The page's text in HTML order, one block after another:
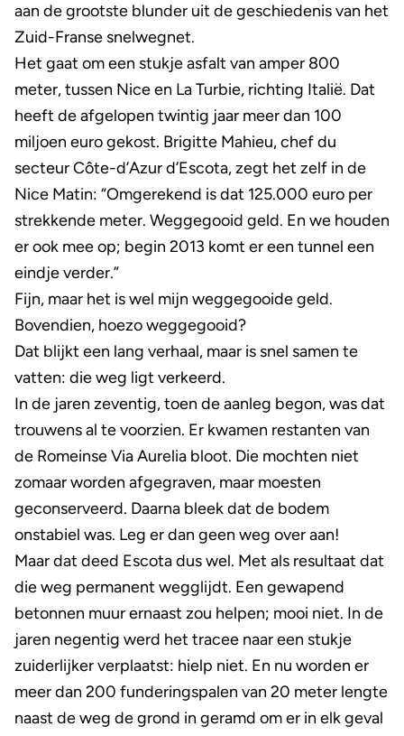
aan de grootste blunder uit de geschiedenis van het
Zuid-Franse snelwegnet.
Het gaat om een stukje asfalt van amper 800
meter, tussen Nice en La Turbie, richting Italië. Dat
heeft de afgelopen twintig jaar meer dan 100
miljoen euro gekost. Brigitte Mahieu, chef du
secteur Côte-d’Azur d’Escota, zegt het zelf in de
Nice Matin: “Omgerekend is dat 125.000 euro per
strekkende meter. Weggegooid geld. En we houden
er ook mee op; begin 2013 komt er een tunnel een
eindje verder.”
Fijn, maar het is wel mijn weggegooide geld.
Bovendien, hoezo weggegooid?
Dat blijkt een lang verhaal, maar is snel samen te
vatten: die weg ligt verkeerd.
In de jaren zeventig, toen de aanleg begon, was dat
trouwens al te voorzien. Er kwamen restanten van
de Romeinse Via Aurelia bloot. Die mochten niet
zomaar worden afgegraven, maar moesten
geconserveerd. Daarna bleek dat de bodem
onstabiel was. Leg er dan geen weg over aan!
Maar dat deed Escota dus wel. Met als resultaat dat
die weg permanent wegglijdt. Een gewapend
betonnen muur ernaast zou helpen; mooi niet. In de
jaren negentig werd het tracee naar een stukje
zuiderlijker verplaatst: hielp niet. En nu worden er
meer dan 200 funderingspalen van 20 meter lengte
naast de weg de grond in geramd om er in elk geval